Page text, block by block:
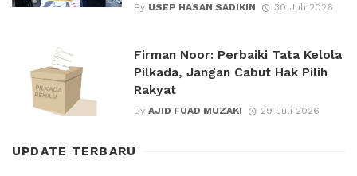
By USEP HASAN SADIKIN 30 Juli 2026
Firman Noor: Perbaiki Tata Kelola
Pilkada, Jangan Cabut Hak Pilih
Rakyat
By AJID FUAD MUZAKI 29 Juli 2026
UPDATE TERBARU